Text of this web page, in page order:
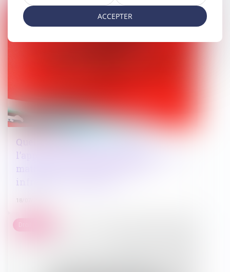
Quelle compétence du juge de
l’application des peines spécialisé en
matière de terrorisme pour les
infractions connexes ?
18/07/2025
Droit pénal
ACCEPTER